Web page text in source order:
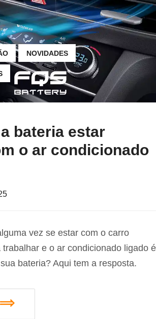
NOVIDADES
bateria estar
o ar condicionado
vez se estar com o carro
trabalhar e o ar condicionado ligado é
bateria? Aqui tem a resposta.